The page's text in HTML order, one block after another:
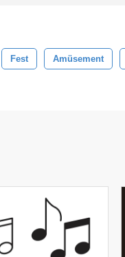
Fest Amüsement